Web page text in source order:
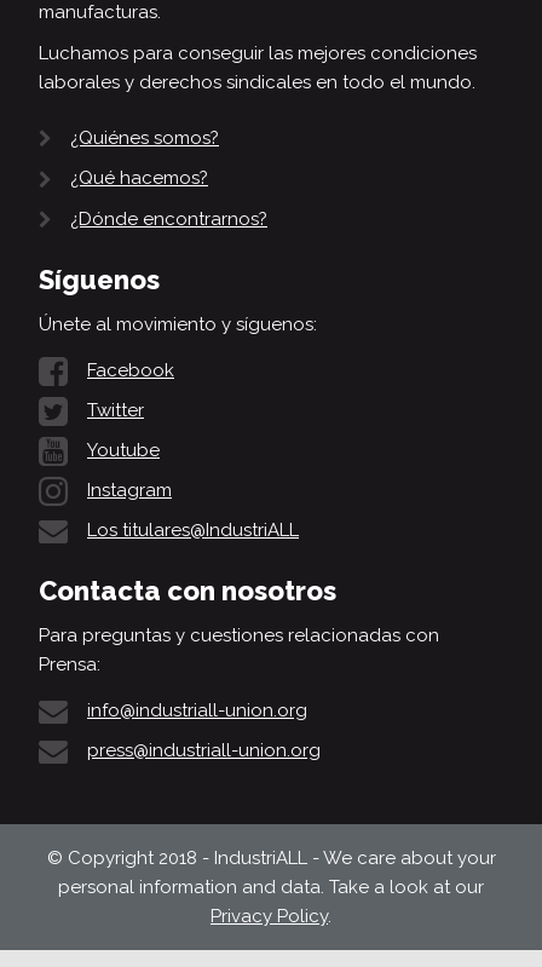
manufacturas.
Luchamos para conseguir las mejores condiciones
laborales y derechos sindicales en todo el mundo.
¿Quiénes somos?
¿Qué hacemos?
¿Dónde encontrarnos?
Síguenos
Únete al movimiento y síguenos:
Facebook
Twitter
Youtube
Instagram
Los titulares@IndustriALL
Contacta con nosotros
Para preguntas y cuestiones relacionadas con
Prensa:
info@industriall-union.org
press@industriall-union.org
© Copyright 2018 - IndustriALL - We care about your
personal information and data. Take a look at our
Privacy Policy.